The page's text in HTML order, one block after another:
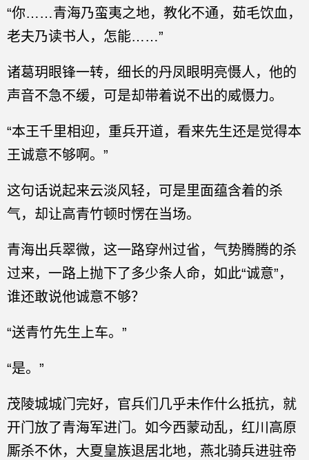
“你……青海乃蛮夷之地，教化不通，茹毛饮血，
老夫乃读书人，怎能……”
诸葛玥眼锋一转，细长的丹凤眼明亮慑人，他的
声音不急不缓，可是却带着说不出的威慑力。
“本王千里相迎，重兵开道，看来先生还是觉得本
王诚意不够啊。”
这句话说起来云淡风轻，可是里面蕴含着的杀
气，却让高青竹顿时愣在当场。
青海出兵翠微，这一路穿州过省，气势腾腾的杀
过来，一路上抛下了多少条人命，如此“诚意”，
谁还敢说他诚意不够？
“送青竹先生上车。”
“是。”
茂陵城城门完好，官兵们几乎未作什么抵抗，就
开门放了青海军进门。如今西蒙动乱，红川高原
厮杀不休，大夏皇族退居北地，燕北骑兵进驻帝